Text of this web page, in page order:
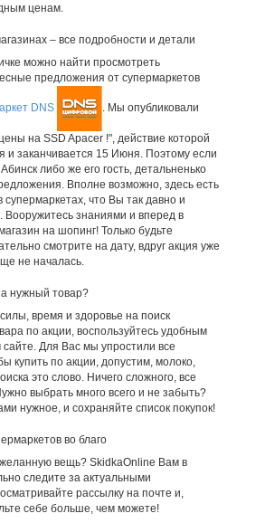
ценам.
– все подробности и детали
можно найти просмотреть
предложения от супермаркетов
DNS . Мы опубликовали
на SSD Apacer !", действие которой
и заканчивается 15 Июня. Поэтому если
либо же его гость, детальненько
Вполне возможно, здесь есть
супермаркетах, что Вы так давно и
Вооружитесь знаниями и вперед в
на шопинг! Только будьте
смотрите на дату, вдруг акция уже
не началась.
нужный товар?
время и здоровье на поиск
по акции, воспользуйтесь удобным
Для Вас мы упростили все
купить по акции, допустим, молоко,
это слово. Ничего сложного, все
выбрать много всего и не забыть?
нужное, и сохраняйте список покупок!
во благо
вещь? SkidkaOnline Вам в
следите за актуальными
рассылку на почте и,
себе больше, чем можете!